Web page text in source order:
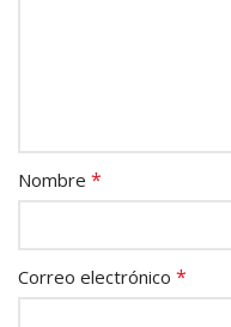
Nombre *
Correo electrónico *